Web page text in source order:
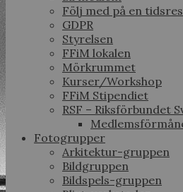
Följ med på en
GDPR
Styrelsen
FFiM lokalen
Mörkrummet
Kurser/Workshop
FFiM Stipendiet
RSF – Riksförbundet
Fotogrupper
Arkitektur-gruppen
Bildgruppen
Bildspels-gruppen